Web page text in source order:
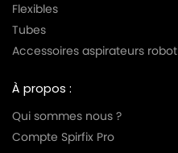
Flexibles
Tubes
Accessoires aspirateurs robot
À propos :
Qui sommes nous ?
Compte Spirfix Pro